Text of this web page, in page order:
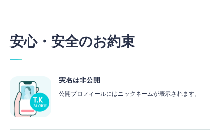
安心・安全のお約束
実名は非公開
公開プロフィールにはニックネームが表示されます。